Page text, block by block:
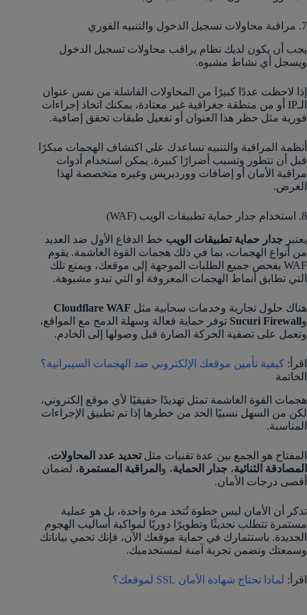
7. مراقبة محاولات تسجيل الدخول والتنبيه الفوري
يجب أن يكون لديك نظام يراقب محاولات تسجيل الدخول
ويسجل أي نشاط مشبوه.
إذا لاحظت عددًا كبيرًا من المحاولات الفاشلة من نفس عنوان
الـIP أو من منطقة جغرافية غير معتادة، يمكنك اتخاذ إجراءات
فورية مثل حظر هذا العنوان أو تفعيل طبقات تحقق إضافية.
أنظمة المراقبة والتنبيه تساعدك على اكتشاف الهجمات مبكرًا
قبل أن تتطور وتسبب أضرارًا كبيرة. يمكن استخدام أدوات
مراقبة الأمان أو إضافات ووردبريس وغيره متخصصة لهذا
الغرض.
8. استخدام جدار حماية تطبيقات الويب (WAF)
يعتبر جدار حماية تطبيقات الويب خط الدفاع الأول ضد العديد
من أنواع الهجمات، بما في ذلك هجمات القوة الغاشمة. يقوم
WAF بفحص جميع الطلبات الموجهة إلى موقعك، ويمنع تلك
التي تطابق أنماط الهجمات المعروفة أو التي تبدو مشبوهة.
هناك حلول تجارية وخدمات سحابية مثل Cloudflare WAF
وSucuri Firewall توفر حماية فعالة وسهلة الدمج مع المواقع،
وتعمل على تصفية الحركة الضارة قبل وصولها إلى الخادم.
اقرأ: كيفية تأمين موقعك الإلكتروني ضد الهجمات السيبرانية؟
الخاتمة
هجمات القوة الغاشمة تمثل تهديدًا حقيقيًا لأي موقع إلكتروني،
لكن من السهل نسبيًا الحد من خطرها إذا تم تطبيق الإجراءات
المناسبة.
المفتاح هو الجمع بين عدة تقنيات مثلتحديد عدد المحاولات،
المصادقة الثنائية، جدار الحماية، و المراقبة المستمرة، لضمان
أقصى درجات الأمان.
تذكر أن الأمان ليس خطوة تُتخذ مرة واحدة، بل هو عملية
مستمرة تتطلب تحديثًا وتطويرًا دوريًا لمواكبة أساليب الهجوم
الجديدة. باستثمارك في حماية موقعك الآن، فإنك تحمي بياناتك
وسمعتك وتضمن تجربة آمنة لمستخدميك.
اقرأ: لماذا تحتاج شهادة الأمان SSL لموقعك؟